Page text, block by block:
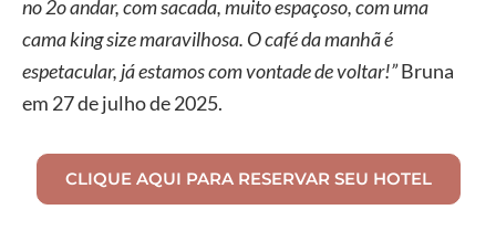
no 2o andar, com sacada, muito espaçoso, com uma
cama king size maravilhosa. O café da manhã é
espetacular, já estamos com vontade de voltar!”Bruna
em 27 de julho de 2025.
CLIQUE AQUI PARA RESERVAR SEU HOTEL